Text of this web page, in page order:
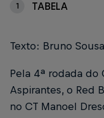
1 TABELA
Texto: Bruno Sousa
Pela 4ª rodada do
Aspirantes, o Red
no CT Manoel